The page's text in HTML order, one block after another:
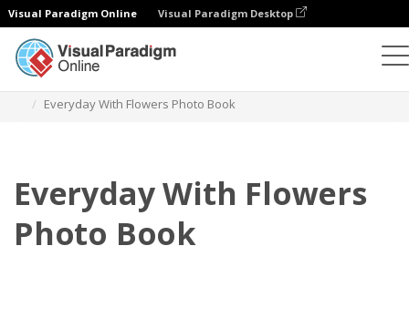
Visual Paradigm Online Visual Paradigm Desktop
Everyday With Flowers Photo Book
Everyday With Flowers
Photo Book